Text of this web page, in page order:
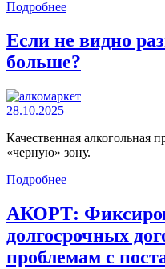
Подробнее
Если не видно
больше?
28.10.2025
Качественная алкогольная
«черную» зону.
Подробнее
АКОРТ:
долгосрочных
проблемам с